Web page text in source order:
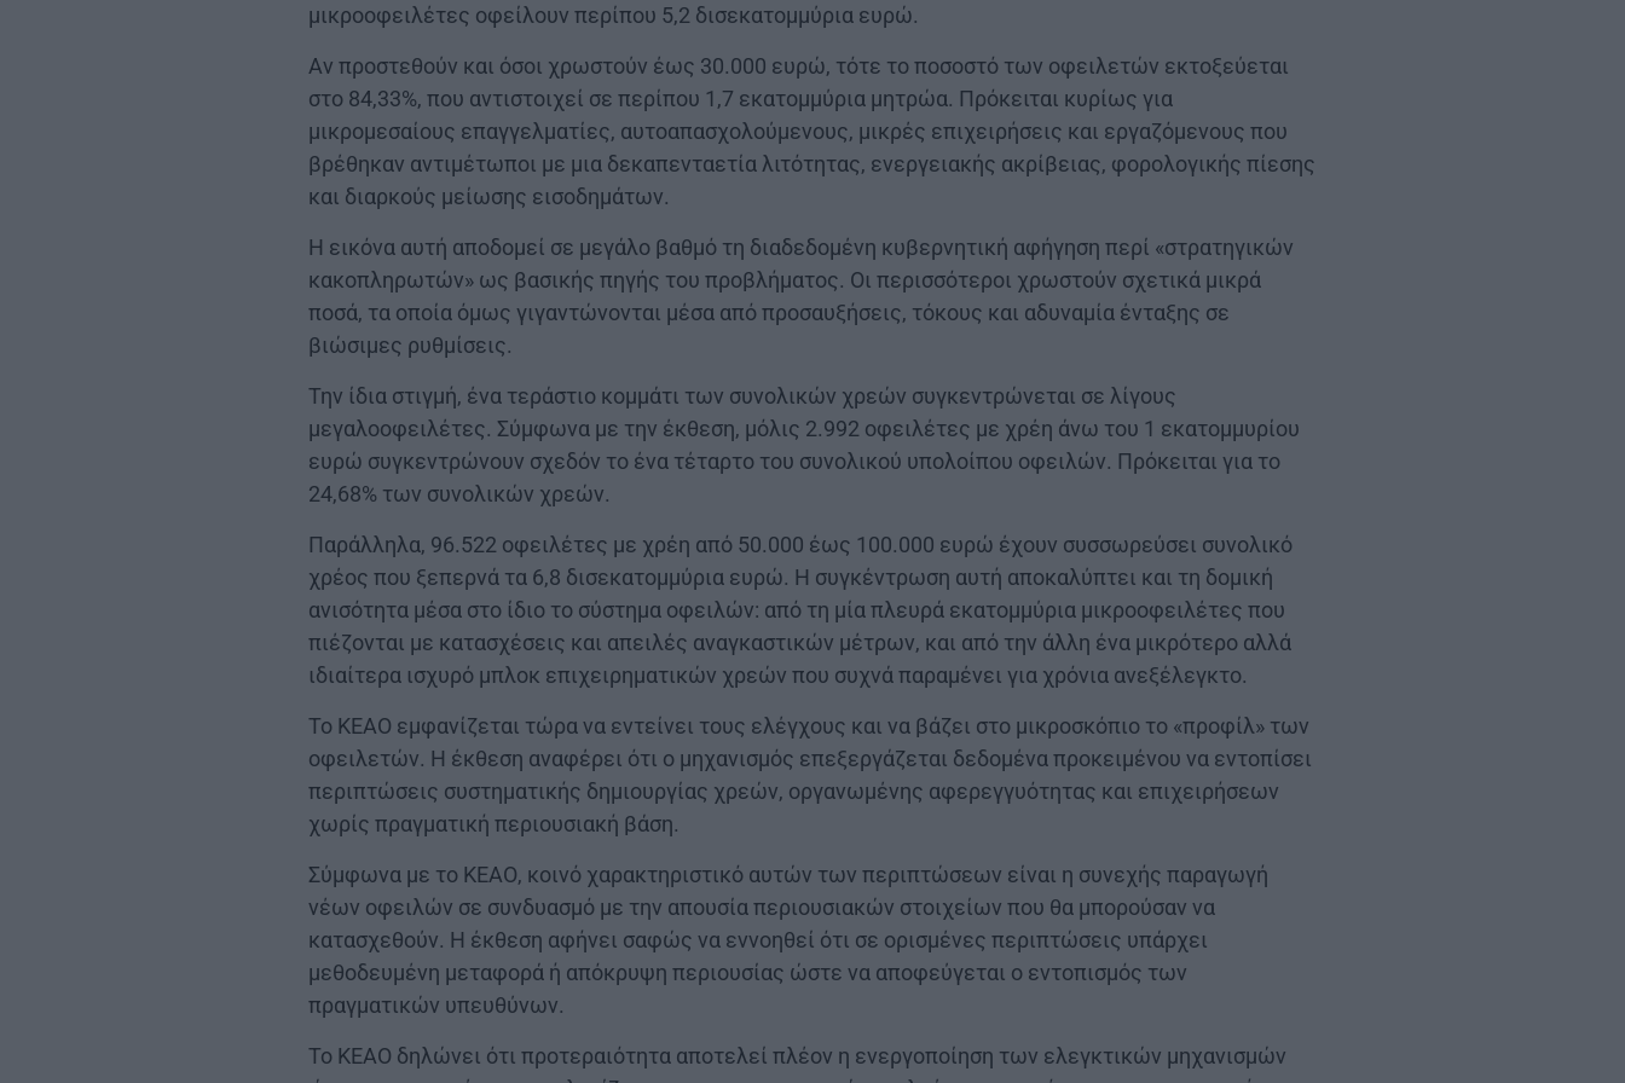
μικροοφειλέτες οφείλουν περίπου 5,2 δισεκατομμύρια ευρώ.
Αν προστεθούν και όσοι χρωστούν έως 30.000 ευρώ, τότε το ποσοστό των οφειλετών εκτοξεύεται
στο 84,33%, που αντιστοιχεί σε περίπου 1,7 εκατομμύρια μητρώα. Πρόκειται κυρίως για
μικρομεσαίους επαγγελματίες, αυτοαπασχολούμενους, μικρές επιχειρήσεις και εργαζόμενους που
βρέθηκαν αντιμέτωποι με μια δεκαπενταετία λιτότητας, ενεργειακής ακρίβειας, φορολογικής πίεσης
και διαρκούς μείωσης εισοδημάτων.
Η εικόνα αυτή αποδομεί σε μεγάλο βαθμό τη διαδεδομένη κυβερνητική αφήγηση περί «στρατηγικών
κακοπληρωτών» ως βασικής πηγής του προβλήματος. Οι περισσότεροι χρωστούν σχετικά μικρά
ποσά, τα οποία όμως γιγαντώνονται μέσα από προσαυξήσεις, τόκους και αδυναμία ένταξης σε
βιώσιμες ρυθμίσεις.
Την ίδια στιγμή, ένα τεράστιο κομμάτι των συνολικών χρεών συγκεντρώνεται σε λίγους
μεγαλοοφειλέτες. Σύμφωνα με την έκθεση, μόλις 2.992 οφειλέτες με χρέη άνω του 1 εκατομμυρίου
ευρώ συγκεντρώνουν σχεδόν το ένα τέταρτο του συνολικού υπολοίπου οφειλών. Πρόκειται για το
24,68% των συνολικών χρεών.
Παράλληλα, 96.522 οφειλέτες με χρέη από 50.000 έως 100.000 ευρώ έχουν συσσωρεύσει συνολικό
χρέος που ξεπερνά τα 6,8 δισεκατομμύρια ευρώ. Η συγκέντρωση αυτή αποκαλύπτει και τη δομική
ανισότητα μέσα στο ίδιο το σύστημα οφειλών: από τη μία πλευρά εκατομμύρια μικροοφειλέτες που
πιέζονται με κατασχέσεις και απειλές αναγκαστικών μέτρων, και από την άλλη ένα μικρότερο αλλά
ιδιαίτερα ισχυρό μπλοκ επιχειρηματικών χρεών που συχνά παραμένει για χρόνια ανεξέλεγκτο.
Το ΚΕΑΟ εμφανίζεται τώρα να εντείνει τους ελέγχους και να βάζει στο μικροσκόπιο το «προφίλ» των
οφειλετών. Η έκθεση αναφέρει ότι ο μηχανισμός επεξεργάζεται δεδομένα προκειμένου να εντοπίσει
περιπτώσεις συστηματικής δημιουργίας χρεών, οργανωμένης αφερεγγυότητας και επιχειρήσεων
χωρίς πραγματική περιουσιακή βάση.
Σύμφωνα με το ΚΕΑΟ, κοινό χαρακτηριστικό αυτών των περιπτώσεων είναι η συνεχής παραγωγή
νέων οφειλών σε συνδυασμό με την απουσία περιουσιακών στοιχείων που θα μπορούσαν να
κατασχεθούν. Η έκθεση αφήνει σαφώς να εννοηθεί ότι σε ορισμένες περιπτώσεις υπάρχει
μεθοδευμένη μεταφορά ή απόκρυψη περιουσίας ώστε να αποφεύγεται ο εντοπισμός των
πραγματικών υπευθύνων.
Το ΚΕΑΟ δηλώνει ότι προτεραιότητα αποτελεί πλέον η ενεργοποίηση των ελεγκτικών μηχανισμών